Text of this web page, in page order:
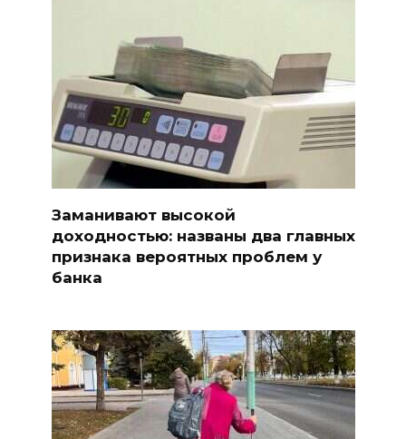
Заманивают высокой
доходностью: названы два главных
признака вероятных проблем у
банка